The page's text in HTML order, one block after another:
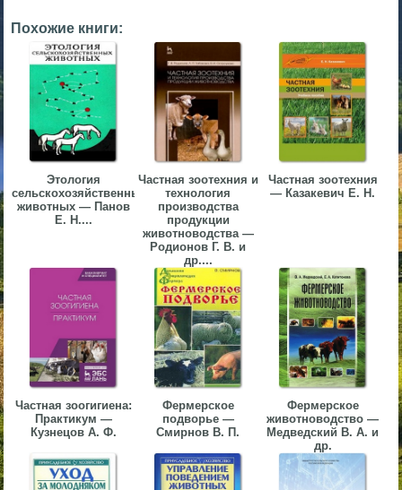
Похожие книги:
Этология
сельскохозяйственных
животных — Панов
Е. Н....
Частная зоотехния и
технология
производства
продукции
животноводства —
Родионов Г. В. и
др....
Частная зоотехния
— Казакевич Е. Н.
Частная зоогигиена:
Практикум —
Кузнецов А. Ф.
Фермерское
подворье —
Смирнов В. П.
Фермерское
животноводство —
Медведский В. А. и
др.
▼
▼
▼